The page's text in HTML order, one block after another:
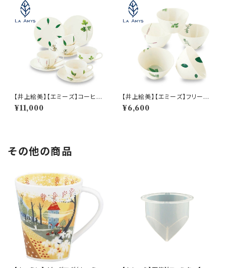
【井上絵美】【エミーズ】コーヒー
＆ティー・ヴァリエ5【トゥージュ
ール】
¥11,000
【井上絵美】【エミーズ】フリー・
ボウル・ヴァリエ5【トゥージュー
ル】
¥6,600
その他の商品